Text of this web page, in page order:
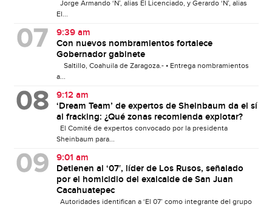
Jorge Armando ‘N’, alias El Licenciado, y Gerardo ‘N’, alias
El...
9:39 am
Con nuevos nombramientos fortalece
Gobernador gabinete
Saltillo, Coahuila de Zaragoza.- • Entrega nombramientos
a...
9:12 am
‘Dream Team’ de expertos de Sheinbaum da el sí
al fracking: ¿Qué zonas recomienda explotar?
El Comité de expertos convocado por la presidenta
Sheinbaum para...
9:01 am
Detienen al ‘07′, líder de Los Rusos, señalado
por el homicidio del exalcalde de San Juan
Cacahuatepec
Autoridades identifican a ‘El 07’ como integrante del grupo